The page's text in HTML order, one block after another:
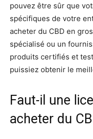
pouvez être sûr que
spécifiques de votre
acheter du CBD en
spécialisé ou un
produits certifiés et
puissiez obtenir le
Faut-il une
acheter du